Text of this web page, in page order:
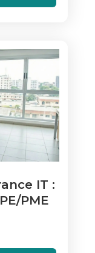
IT :
PME